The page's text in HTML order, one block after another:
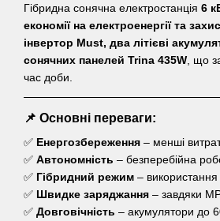
Гібридна сонячна електростанція 6
економії на електроенергії та
інвертор Must, два літієві
сонячних панелей Trina 435W , що
час доби.
📌 Основні переваги:
✅ Енергозбереження – менші
✅ Автономність – безперебійна
✅ Гібридний режим – використання
✅ Швидке заряджання – завдяки
✅ Довговічність – акумулятори до